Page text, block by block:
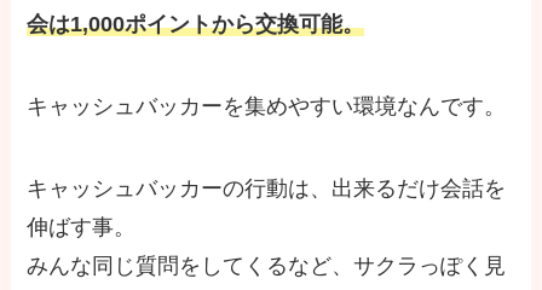
会は1,000ポイントから交換可能。
キャッシュバッカーを集めやすい環境なんです。
キャッシュバッカーの行動は、出来るだけ会話を
伸ばす事。
みんな同じ質問をしてくるなど、サクラっぽく見